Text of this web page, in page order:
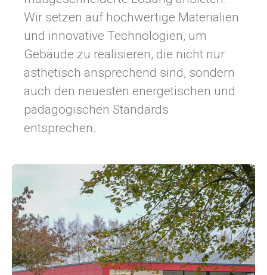
Wir setzen auf hochwertige Materialien
und innovative Technologien, um
Gebäude zu realisieren, die nicht nur
ästhetisch ansprechend sind, sondern
auch den neuesten energetischen und
pädagogischen Standards
entsprechen.